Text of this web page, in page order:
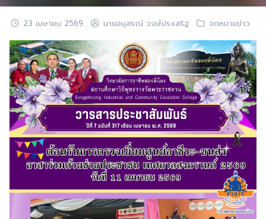
23 เมษายน 2569 นายอนุสรณ์ วงษ์ประเสริฐ จดหมายข่าว